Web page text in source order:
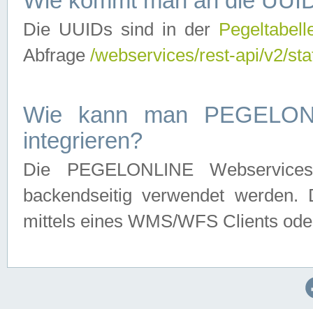
Die UUIDs sind in der
Abfrage /webservices/rest-api/v2/
Wie kann man
integrieren?
Die PEGELONLINE
backendseitig verwendet
mittels eines WMS/WFS Clients